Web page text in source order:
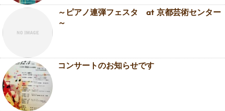
～ピアノ連弾フェスタ at 京都芸術センター
～
コンサートのお知らせです